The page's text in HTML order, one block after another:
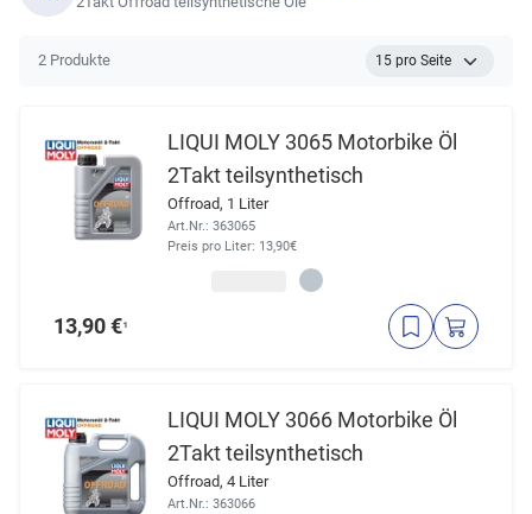
2 Produkte
LIQUI MOLY 3065 Motorbike Öl
2Takt teilsynthetisch
Offroad, 1 Liter
Art.Nr.: 363065
Preis pro Liter: 13,90€
13,90 €¹
LIQUI MOLY 3066 Motorbike Öl
2Takt teilsynthetisch
Offroad, 4 Liter
Art.Nr.: 363066